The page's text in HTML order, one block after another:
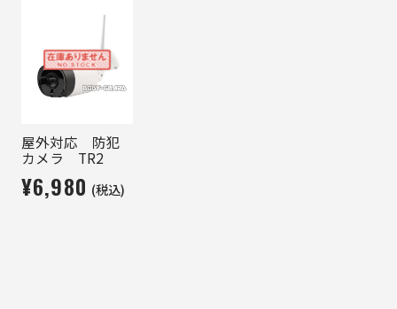
屋外対応 防犯
カメラ TR2
¥6,980 (税込)